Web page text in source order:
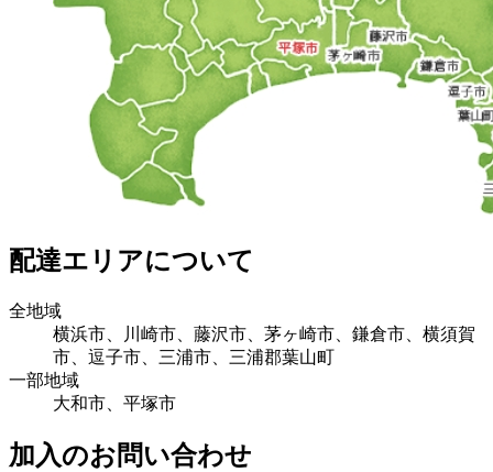
配達エリアについて
全地域
横浜市、川崎市、藤沢市、茅ヶ崎市、鎌倉市、横須賀
市、逗子市、三浦市、三浦郡葉山町
一部地域
大和市、平塚市
加入のお問い合わせ